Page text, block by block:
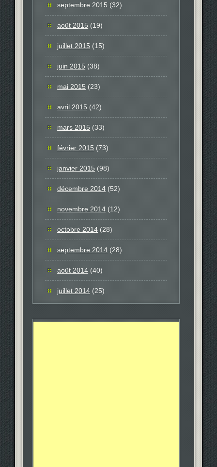
septembre 2015 (32)
août 2015 (19)
juillet 2015 (15)
juin 2015 (38)
mai 2015 (23)
avril 2015 (42)
mars 2015 (33)
février 2015 (73)
janvier 2015 (98)
décembre 2014 (52)
novembre 2014 (12)
octobre 2014 (28)
septembre 2014 (28)
août 2014 (40)
juillet 2014 (25)